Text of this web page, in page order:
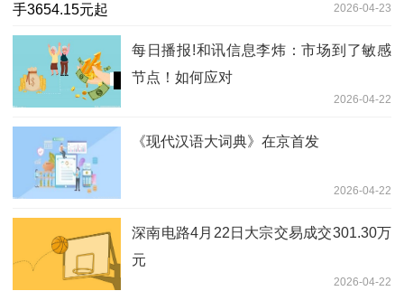
2026-04-23
每日播报!和讯信息李炜：市场到了敏感
节点！如何应对
2026-04-22
《现代汉语大词典》在京首发
2026-04-22
深南电路4月22日大宗交易成交301.30万
元
2026-04-22